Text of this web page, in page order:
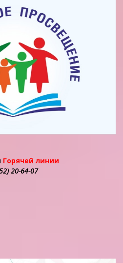
Горячей линии
20-64-07